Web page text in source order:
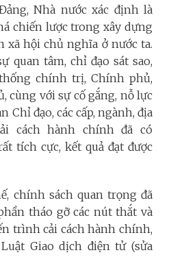
Nhà nước xác định là
chiến lược trong xây dựng
xã hội chủ nghĩa ở nước ta.
quan tâm, chỉ đạo sát sao,
chính trị, Chính phủ,
cùng với sự cố gắng, nỗ lực
Chỉ đạo, các cấp, ngành, địa
cách hành chính đã có
tích cực, kết quả đạt được
chính sách quan trọng đã
tháo gỡ các nút thắt và
trình cải cách hành chính,
Giao dịch điện tử (sửa